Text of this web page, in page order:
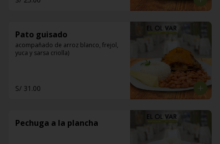
Pato guisado
acompañado de arroz blanco, frejol,
yuca y sarsa criolla)
S/ 31.00
Pechuga a la plancha